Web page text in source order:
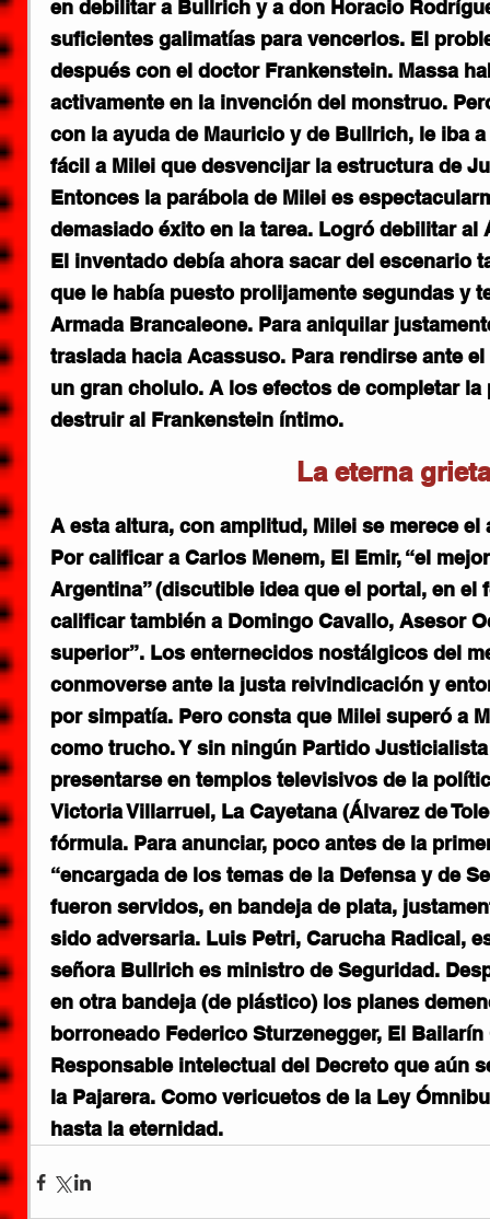
en debilitar a Bullrich y a don Horacio
suficientes galimatías para vencerlos. El
después con el doctor Frankenstein. Massa
activamente en la invención del monstruo.
con la ayuda de Mauricio y de Bullrich, le iba
fácil a Milei que desvencijar la estructura de
Entonces la parábola de Milei es
demasiado éxito en la tarea. Logró debilitar al
El inventado debía ahora sacar del escenario
que le había puesto prolijamente segundas y
Armada Brancaleone. Para aniquilar
traslada hacia Acassuso. Para rendirse ante
un gran cholulo. A los efectos de completar
destruir al Frankenstein íntimo.
La eterna grieta
A esta altura, con amplitud, Milei se merece el
Por calificar a Carlos Menem, El Emir, “el
Argentina” (discutible idea que el portal, en
calificar también a Domingo Cavallo, Asesor
superior”. Los enternecidos nostálgicos del
conmoverse ante la justa reivindicación y
por simpatía. Pero consta que Milei superó a
como trucho. Y sin ningún Partido
presentarse en templos televisivos de la
Victoria Villarruel, La Cayetana (Álvarez de
fórmula. Para anunciar, poco antes de la
“encargada de los temas de la Defensa y de
fueron servidos, en bandeja de plata,
sido adversaria. Luis Petri, Carucha Radical,
señora Bullrich es ministro de Seguridad.
en otra bandeja (de plástico) los planes
borroneado Federico Sturzenegger, El
Responsable intelectual del Decreto que aún
la Pajarera. Como vericuetos de la Ley
hasta la eternidad.